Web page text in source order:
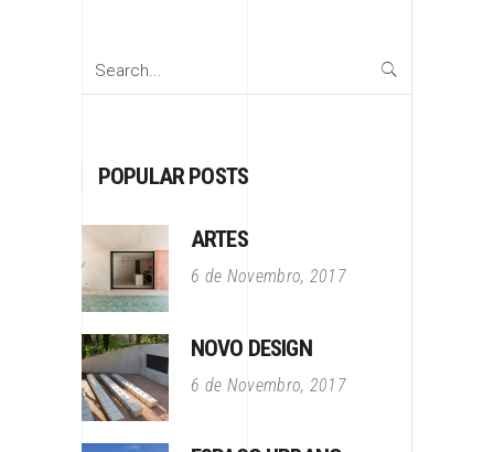
Search
POPULAR POSTS
ARTES
6 de Novembro, 2017
NOVO DESIGN
6 de Novembro, 2017